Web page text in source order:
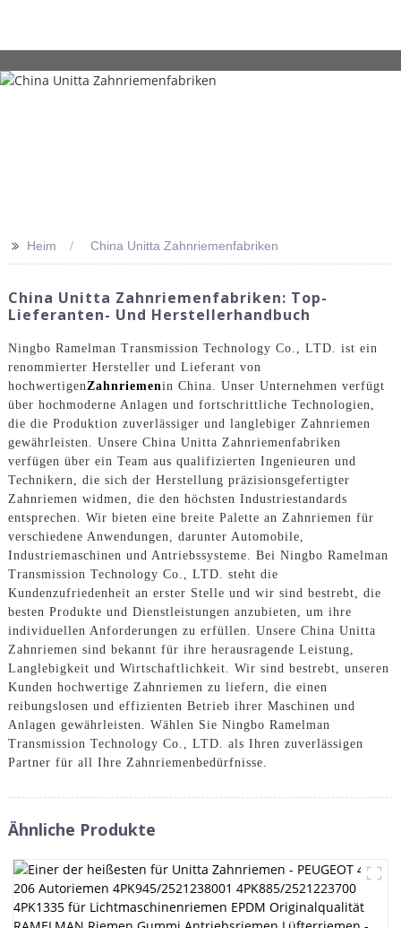
>> Heim China Unitta Zahnriemenfabriken
China Unitta Zahnriemenfabriken: Top-
Lieferanten- Und Herstellerhandbuch
Ningbo Ramelman Transmission Technology Co., LTD. ist ein
renommierter Hersteller und Lieferant von
hochwertigen Zahnriemenin China. Unser Unternehmen verfügt
über hochmoderne Anlagen und fortschrittliche Technologien,
die die Produktion zuverlässiger und langlebiger Zahnriemen
gewährleisten. Unsere China Unitta Zahnriemenfabriken
verfügen über ein Team aus qualifizierten Ingenieuren und
Technikern, die sich der Herstellung präzisionsgefertigter
Zahnriemen widmen, die den höchsten Industriestandards
entsprechen. Wir bieten eine breite Palette an Zahnriemen für
verschiedene Anwendungen, darunter Automobile,
Industriemaschinen und Antriebssysteme. Bei Ningbo Ramelman
Transmission Technology Co., LTD. steht die
Kundenzufriedenheit an erster Stelle und wir sind bestrebt, die
besten Produkte und Dienstleistungen anzubieten, um ihre
individuellen Anforderungen zu erfüllen. Unsere China Unitta
Zahnriemen sind bekannt für ihre herausragende Leistung,
Langlebigkeit und Wirtschaftlichkeit. Wir sind bestrebt, unseren
Kunden hochwertige Zahnriemen zu liefern, die einen
reibungslosen und effizienten Betrieb ihrer Maschinen und
Anlagen gewährleisten. Wählen Sie Ningbo Ramelman
Transmission Technology Co., LTD. als Ihren zuverlässigen
Partner für all Ihre Zahnriemenbedürfnisse.
Ähnliche Produkte